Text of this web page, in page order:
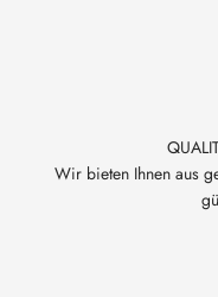
Wir bieten Ihnen aus